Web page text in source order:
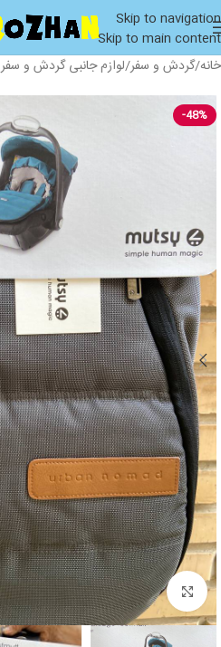
Skip to navigation
Skip to main content
خانه/گردش و سفر/لوازم جانبی گردش و سفر
-48%
بزرگنمایی تصویر